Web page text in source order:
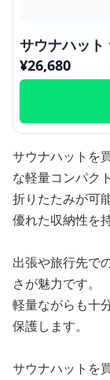
サウナハット
¥26,680
サウナハットを
な軽量コンパク
折りたたみが可
優れた収納性を
出張や旅行先で
さが魅力です。
軽量ながらも十
保護します。
サウナハットを